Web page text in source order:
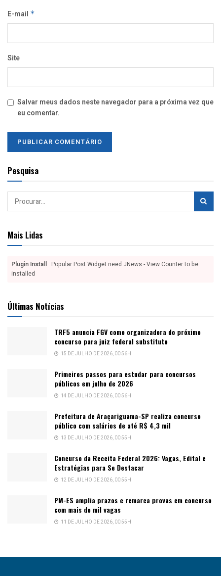
E-mail *
Site
Salvar meus dados neste navegador para a próxima vez que
eu comentar.
Pesquisa
Mais Lidas
Plugin Install : Popular Post Widget need JNews - View Counter to be
installed
Últimas Notícias
TRF5 anuncia FGV como organizadora do próximo
concurso para juiz federal substituto
15 DE JULHO DE 2026, 00:56H
Primeiros passos para estudar para concursos
públicos em julho de 2026
14 DE JULHO DE 2026, 00:56H
Prefeitura de Araçariguama-SP realiza concurso
público com salários de até R$ 4,3 mil
13 DE JULHO DE 2026, 00:55H
Concurso da Receita Federal 2026: Vagas, Edital e
Estratégias para Se Destacar
12 DE JULHO DE 2026, 00:55H
PM-ES amplia prazos e remarca provas em concurso
com mais de mil vagas
11 DE JULHO DE 2026, 00:55H